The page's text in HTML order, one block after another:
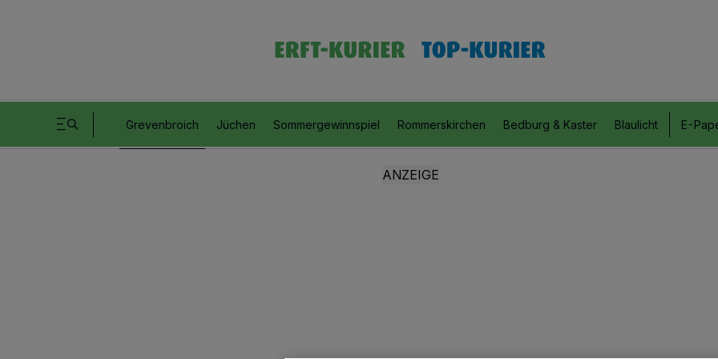
Grevenbroich Jüchen Sommergewinnspiel Rommerskirchen Bedburg & Kaster Blaulicht E-